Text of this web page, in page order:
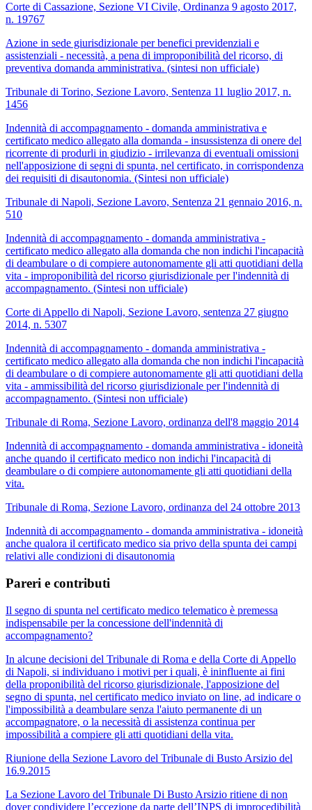
Corte di Cassazione, Sezione VI Civile, Ordinanza 9 agosto 2017,
n. 19767
Azione in sede giurisdizionale per benefici previdenziali e
assistenziali - necessità, a pena di improponibilità del ricorso, di
preventiva domanda amministrativa. (sintesi non ufficiale)
Tribunale di Torino, Sezione Lavoro, Sentenza 11 luglio 2017, n.
1456
Indennità di accompagnamento - domanda amministrativa e
certificato medico allegato alla domanda - insussistenza di onere del
ricorrente di produrli in giudizio - irrilevanza di eventuali omissioni
nell'apposizione di segni di spunta, nel certificato, in corrispondenza
dei requisiti di disautonomia. (Sintesi non ufficiale)
Tribunale di Napoli, Sezione Lavoro, Sentenza 21 gennaio 2016, n.
510
Indennità di accompagnamento - domanda amministrativa -
certificato medico allegato alla domanda che non indichi l'incapacità
di deambulare o di compiere autonomamente gli atti quotidiani della
vita - improponibilità del ricorso giurisdizionale per l'indennità di
accompagnamento. (Sintesi non ufficiale)
Corte di Appello di Napoli, Sezione Lavoro, sentenza 27 giugno
2014, n. 5307
Indennità di accompagnamento - domanda amministrativa -
certificato medico allegato alla domanda che non indichi l'incapacità
di deambulare o di compiere autonomamente gli atti quotidiani della
vita - ammissibilità del ricorso giurisdizionale per l'indennità di
accompagnamento. (Sintesi non ufficiale)
Tribunale di Roma, Sezione Lavoro, ordinanza dell'8 maggio 2014
Indennità di accompagnamento - domanda amministrativa - idoneità
anche quando il certificato medico non indichi l'incapacità di
deambulare o di compiere autonomamente gli atti quotidiani della
vita.
Tribunale di Roma, Sezione Lavoro, ordinanza del 24 ottobre 2013
Indennità di accompagnamento - domanda amministrativa - idoneità
anche qualora il certificato medico sia privo della spunta dei campi
relativi alle condizioni di disautonomia
Pareri e contributi
Il segno di spunta nel certificato medico telematico è premessa
indispensabile per la concessione dell'indennità di
accompagnamento?
In alcune decisioni del Tribunale di Roma e della Corte di Appello
di Napoli, si individuano i motivi per i quali, è ininfluente ai fini
della proponibilità del ricorso giurisdizionale, l'apposizione del
segno di spunta, nel certificato medico inviato on line, ad indicare o
l'impossibilità a deambulare senza l'aiuto permanente di un
accompagnatore, o la necessità di assistenza continua per
impossibilità a compiere gli atti quotidiani della vita.
Riunione della Sezione Lavoro del Tribunale di Busto Arsizio del
16.9.2015
La Sezione Lavoro del Tribunale Di Busto Arsizio ritiene di non
dover condividere l’eccezione da parte dell’INPS di improcedibilità